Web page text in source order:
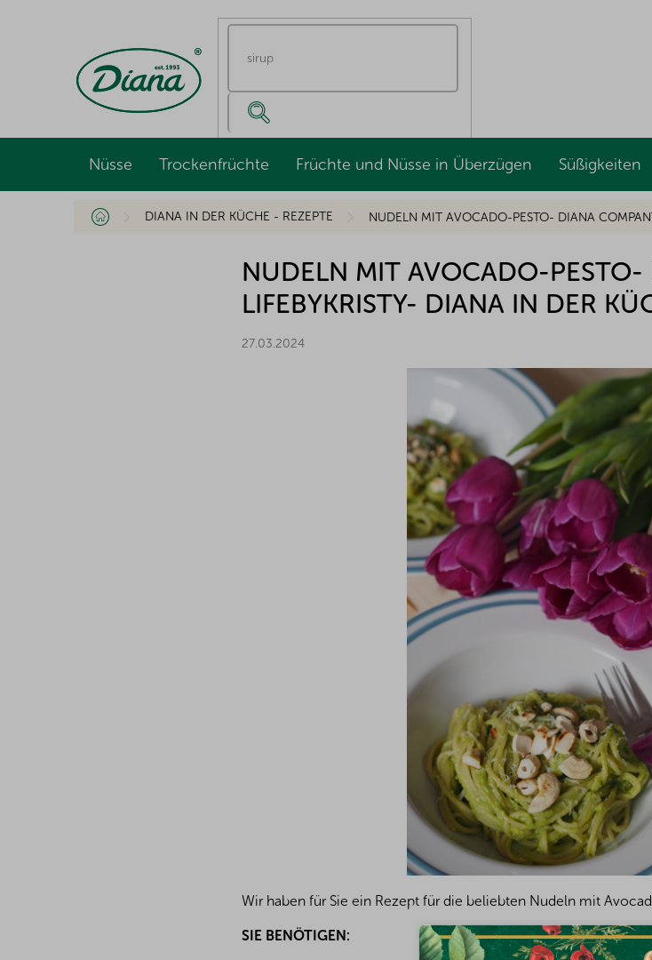
Nüsse Trockenfrüchte Früchte und Nüsse in Überzügen Süßigkeiten
StartseiteDIANA IN DER KÜCHE - REZEPTE NUDELN MIT AVOCADO-PESTO- DIANA
NUDELN MIT AVOCADO-
LIFEBYKRISTY- DIANA IN DER
27.03.2024
Wir haben für Sie ein Rezept für die beliebten Nudeln mit
SIE BENÖTIGEN: